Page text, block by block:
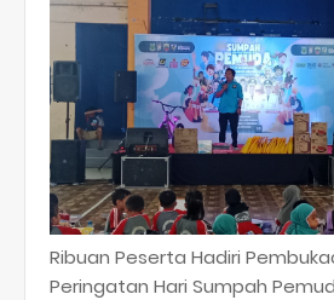
Ribuan Peserta Hadiri
Peringatan Hari Sumpah